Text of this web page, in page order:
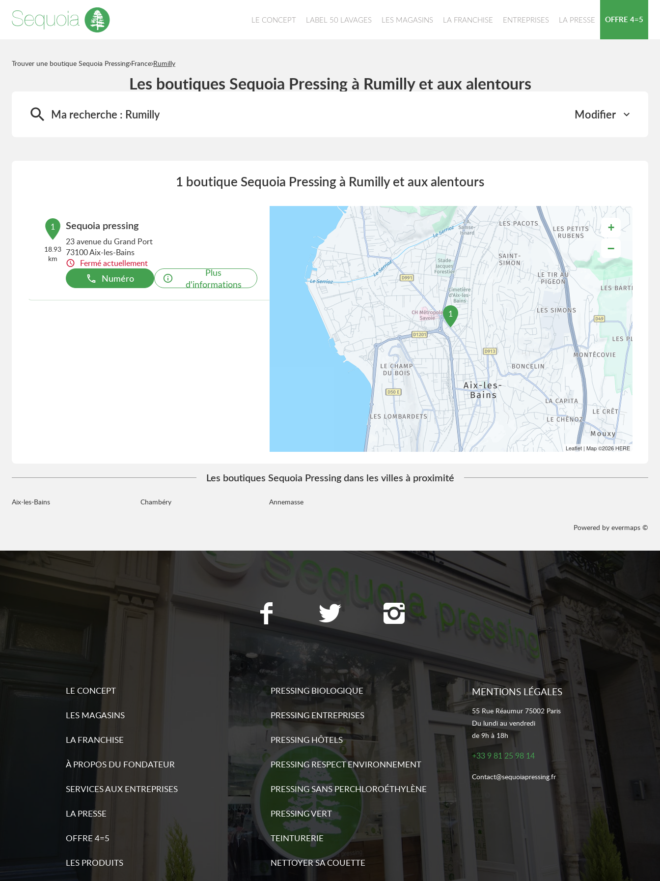
LE CONCEPT LABEL 50 LAVAGES LES MAGASINS LA FRANCHISE ENTREPRISES LA PRESSE OFFRE 4=5
Trouver une boutique Sequoia Pressing France Rumilly
Les boutiques Sequoia Pressing à Rumilly et aux alentours
Ma recherche : Rumilly Modifier
1 boutique Sequoia Pressing à Rumilly et aux alentours
1
18.93
km
Sequoia pressing
23 avenue du Grand Port
73100 Aix-les-Bains
Fermé actuellement
Numéro
Plus
d'informations
1
+
−
Leaflet| Map ©2026 HERE
Les boutiques Sequoia Pressing dans les villes à proximité
Aix-les-Bains Chambéry Annemasse
Powered by evermaps ©
LE CONCEPT
LES MAGASINS
LA FRANCHISE
À PROPOS DU FONDATEUR
SERVICES AUX ENTREPRISES
LA PRESSE
OFFRE 4=5
LES PRODUITS
PRESSING BIOLOGIQUE
PRESSING ENTREPRISES
PRESSING HÔTELS
PRESSING RESPECT ENVIRONNEMENT
PRESSING SANS PERCHLOROÉTHYLÈNE
PRESSING VERT
TEINTURERIE
NETTOYER SA COUETTE
MENTIONS LÉGALES
55 Rue Réaumur 75002 Paris
Du lundi au vendredi
de 9h à 18h
+33 9 81 25 98 14
Contact@sequoiapressing.fr